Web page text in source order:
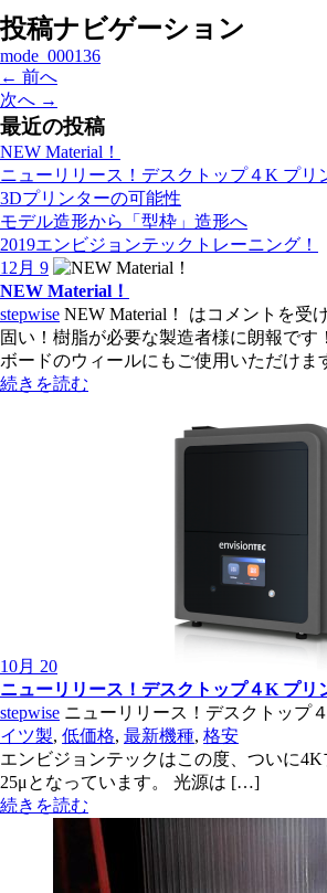
投稿ナビゲーション
mode_000136
← 前へ
次へ →
最近の投稿
NEW Material！
ニューリリース！デスクトップ４K プリ
3Dプリンターの可能性
モデル造形から「型枠」造形へ
2019エンビジョンテックトレーニング！
12月 9
NEW Material！
stepwise NEW Material！ はコメントを受
固い！樹脂が必要な製造者様に朗
ボードのウィールにもご使用いただけ
続きを読む
10月 20
ニューリリース！デスクトップ４K プリ
stepwise ニューリリース！デスクトップ
イツ製, 低価格, 最新機種, 格安
エンビジョンテックはこの度、ついに
25μとなっています。 光源は […]
続きを読む